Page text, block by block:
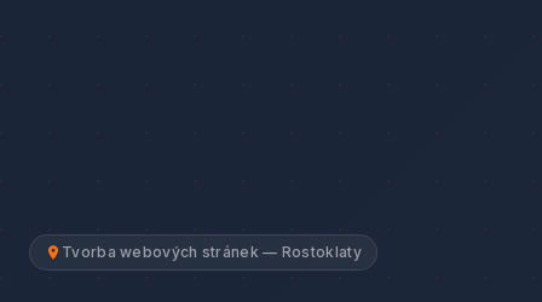
Tvorba webových stránek — Rostoklaty